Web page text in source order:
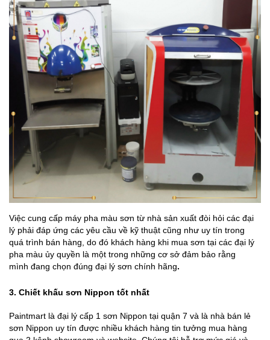
Việc cung cấp máy pha màu sơn từ nhà sản xuất đòi hỏi các đại
lý phải đáp ứng các yêu cầu về kỹ thuật cũng như uy tín trong
quá trình bán hàng, do đó khách hàng khi mua sơn tại các đại lý
pha màu ủy quyền là một trong những cơ sở đảm bảo rằng
mình đang chọn đúng đại lý sơn chính hãng.
3. Chiết khấu sơn Nippon tốt nhất
Paintmart là đại lý cấp 1 sơn Nippon tại quận 7 và là nhà bán lẻ
sơn Nippon uy tín được nhiều khách hàng tin tưởng mua hàng